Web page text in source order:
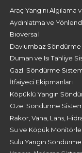
Araç Yangını
Aydınlatma ve
Bioversal
Davlumbaz
Duman ve Isı Tahliye
Gazlı Söndürme
İtfaiyeci Ekipmanları
Köpüklü Yangın
Özel Söndürme
Rakor, Vana, Lans,
Su ve Köpük
Sulu Yangın